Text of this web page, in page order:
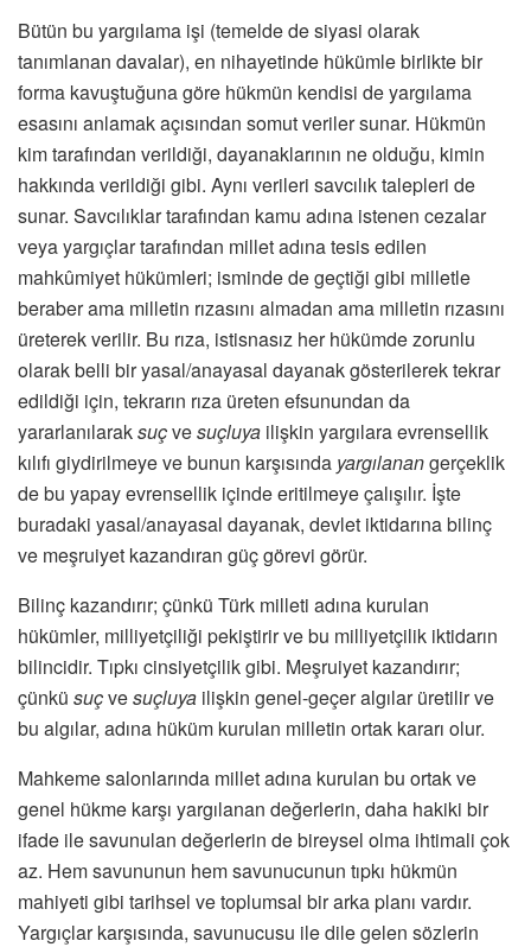
Bütün bu yargılama işi (temelde de siyasi olarak
tanımlanan davalar), en nihayetinde hükümle birlikte bir
forma kavuştuğuna göre hükmün kendisi de yargılama
esasını anlamak açısından somut veriler sunar. Hükmün
kim tarafından verildiği, dayanaklarının ne olduğu, kimin
hakkında verildiği gibi. Aynı verileri savcılık talepleri de
sunar. Savcılıklar tarafından kamu adına istenen cezalar
veya yargıçlar tarafından millet adına tesis edilen
mahkûmiyet hükümleri; isminde de geçtiği gibi milletle
beraber ama milletin rızasını almadan ama milletin rızasını
üreterek verilir. Bu rıza, istisnasız her hükümde zorunlu
olarak belli bir yasal/anayasal dayanak gösterilerek tekrar
edildiği için, tekrarın rıza üreten efsunundan da
yararlanılaraksuçvesuçluya ilişkin yargılara evrensellik
kılıfı giydirilmeye ve bunun karşısında yargılanangerçeklik
de bu yapay evrensellik içinde eritilmeye çalışılır. İşte
buradaki yasal/anayasal dayanak, devlet iktidarına bilinç
ve meşruiyet kazandıran güç görevi görür.
Bilinç kazandırır; çünkü Türk milleti adına kurulan
hükümler, milliyetçiliği pekiştirir ve bu milliyetçilik iktidarın
bilincidir. Tıpkı cinsiyetçilik gibi. Meşruiyet kazandırır;
çünkü suçvesuçluya ilişkin genel-geçer algılar üretilir ve
bu algılar, adına hüküm kurulan milletin ortak kararı olur.
Mahkeme salonlarında millet adına kurulan bu ortak ve
genel hükme karşı yargılanan değerlerin, daha hakiki bir
ifade ile savunulan değerlerin de bireysel olma ihtimali çok
az. Hem savununun hem savunucunun tıpkı hükmün
mahiyeti gibi tarihsel ve toplumsal bir arka planı vardır.
Yargıçlar karşısında, savunucusu ile dile gelen sözlerin